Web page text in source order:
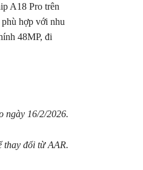
A18 Pro trên
hợp với nhu
48MP, đi
ngày 16/2/2026.
thay đổi từ AAR.